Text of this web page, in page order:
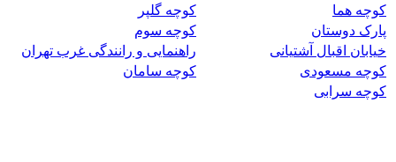
کوچه هما
کوچه گلپر
پارک دوستان
کوچه سوم
خیابان اقبال آشتیانی
راهنمایی و رانندگی غرب تهران
کوچه مسعودی
کوچه سامان
کوچه سرابی